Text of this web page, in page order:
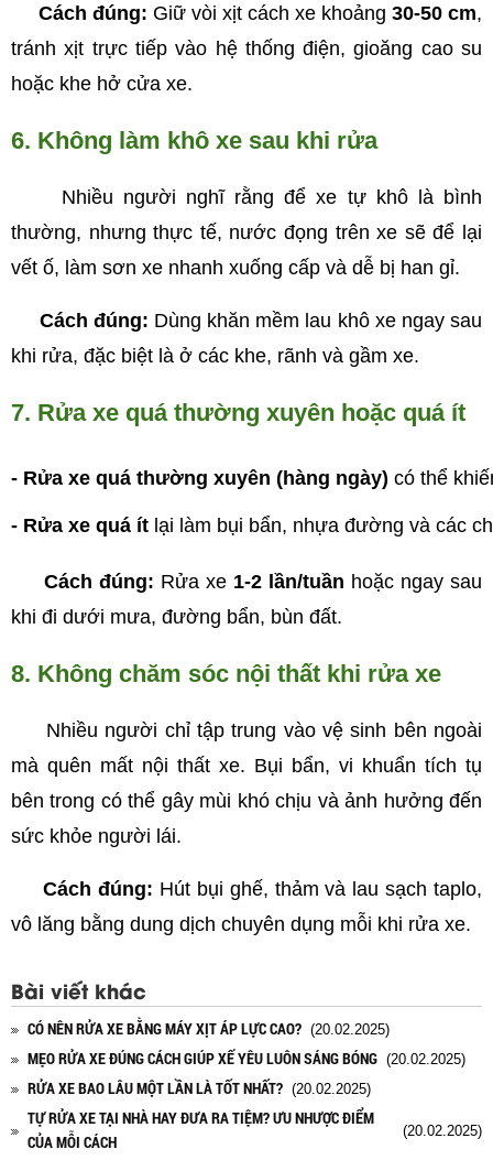
Cách đúng: Giữ vòi xịt cách xe khoảng 30-50 cm,
tránh xịt trực tiếp vào hệ thống điện, gioăng cao su
hoặc khe hở cửa xe.
6. Không làm khô xe sau khi rửa
Nhiều người nghĩ rằng để xe tự khô là bình
thường, nhưng thực tế, nước đọng trên xe sẽ để lại
vết ố, làm sơn xe nhanh xuống cấp và dễ bị han gỉ.
Cách đúng: Dùng khăn mềm lau khô xe ngay sau
khi rửa, đặc biệt là ở các khe, rãnh và gầm xe.
7. Rửa xe quá thường xuyên hoặc quá ít
- Rửa xe quá thường xuyên (hàng ngày) có thể
- Rửa xe quá ít lại làm bụi bẩn, nhựa đường và các
Cách đúng: Rửa xe 1-2 lần/tuần hoặc ngay sau
khi đi dưới mưa, đường bẩn, bùn đất.
8. Không chăm sóc nội thất khi rửa xe
Nhiều người chỉ tập trung vào vệ sinh bên ngoài
mà quên mất nội thất xe. Bụi bẩn, vi khuẩn tích tụ
bên trong có thể gây mùi khó chịu và ảnh hưởng đến
sức khỏe người lái.
Cách đúng: Hút bụi ghế, thảm và lau sạch taplo,
vô lăng bằng dung dịch chuyên dụng mỗi khi rửa xe.
Bài viết khác
CÓ NÊN RỬA XE BẰNG MÁY XỊT ÁP LỰC CAO? (20.02.2025)
MẸO RỬA XE ĐÚNG CÁCH GIÚP XẾ YÊU LUÔN SÁNG BÓNG (20.02.2025)
RỬA XE BAO LÂU MỘT LẦN LÀ TỐT NHẤT? (20.02.2025)
TỰ RỬA XE TẠI NHÀ HAY ĐƯA RA TIỆM? ƯU NHƯỢC ĐIỂM
CỦA MỖI CÁCH
(20.02.2025)